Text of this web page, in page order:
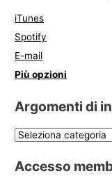
iTunes
Spotify
E-mail
Più opzioni
Argomenti di
Accesso